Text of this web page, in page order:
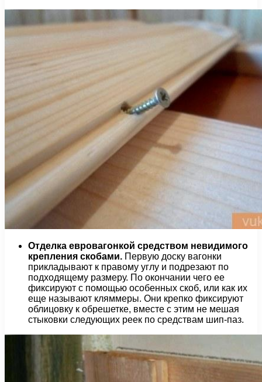
Отделка евровагонкой средством невидимого
крепления скобами. Первую доску вагонки
прикладывают к правому углу и подрезают по
подходящему размеру. По окончании чего ее
фиксируют с помощью особенных скоб, или как их
еще называют кляммеры. Они крепко фиксируют
облицовку к обрешетке, вместе с этим не мешая
стыковки следующих реек по средствам шип-паз.